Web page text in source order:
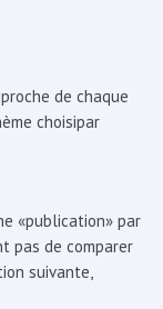
de chaque
choisipar
«publication» par
pas de comparer
suivante,